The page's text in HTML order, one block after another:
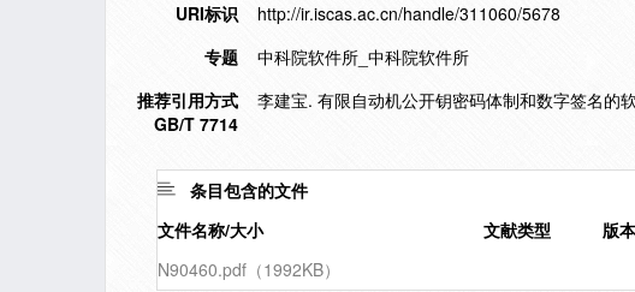
URI标识
http://ir.iscas.ac.cn/handle/311060/5678
专题
中科院软件所_中科院软件所
推荐引用方式
GB/T 7714
李建宝. 有限自动机公开钥密码体制和数字签名的
条目包含的文件
文件名称/大小
文献类型 版
N90460.pdf（1992KB）